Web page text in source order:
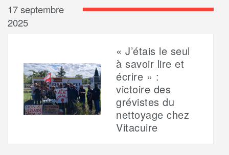
17 septembre
2025
« J’étais le seul
à savoir lire et
écrire » :
victoire des
grévistes du
nettoyage chez
Vitacuire